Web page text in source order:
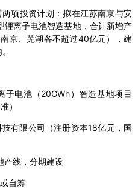
项投资计划：拟在江苏南京与安
锂离子电池智造基地，合计新增产
京、芜湖各不超过40亿元），建
子电池（20GWh）智造基地项目
）
有限公司（注册资本18亿元，国
产线，分期建设
自筹